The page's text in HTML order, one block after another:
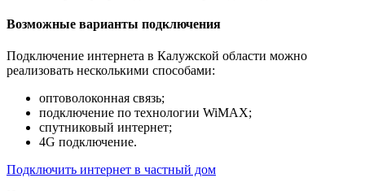
Возможные варианты подключения
Подключение интернета в Калужской области можно
реализовать несколькими способами:
оптоволоконная связь;
подключение по технологии WiMAX;
спутниковый интернет;
4G подключение.
Подключить интернет в частный дом